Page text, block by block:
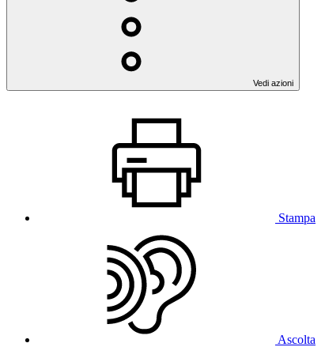
Vedi azioni
Stampa
Ascolta